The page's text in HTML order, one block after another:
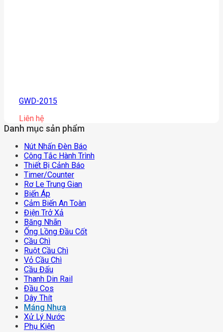
GWD-2015
Liên hệ
Danh mục sản phẩm
Nút Nhấn Đèn Báo
Công Tắc Hành Trình
Thiết Bị Cảnh Báo
Timer/counter
Rơ Le Trung Gian
Biến Áp
Cảm Biến An Toàn
Điện Trở Xả
Băng Nhãn
Ống Lồng Đầu Cốt
Cầu Chì
Ruột Cầu Chì
Vỏ Cầu Chì
Cầu Đấu
Thanh Din Rail
Đầu Cos
Dây Thít
Máng Nhựa
Xử Lý Nước
Phụ Kiện